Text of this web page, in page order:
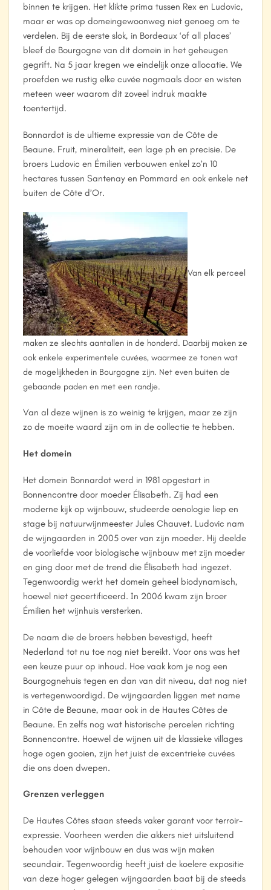
binnen te krijgen. Het klikte prima tussen Rex en Ludovic,
maar er was op domeingewoonweg niet genoeg om te
verdelen. Bij de eerste slok, in Bordeaux ‘of all places’
bleef de Bourgogne van dit domein in het geheugen
gegrift. Na 5 jaar kregen we eindelijk onze allocatie. We
proefden we rustig elke cuvée nogmaals door en wisten
meteen weer waarom dit zoveel indruk maakte
toentertijd.
Bonnardot is de ultieme expressie van de Côte de
Beaune. Fruit, mineraliteit, een lage ph en precisie. De
broers Ludovic en Émilien verbouwen enkel zo’n 10
hectares tussen Santenay en Pommard en ook enkele net
buiten de Côte d’Or.
Van elk perceel
maken ze slechts aantallen in de honderd. Daarbij maken ze
ook enkele experimentele cuvées, waarmee ze tonen wat
de mogelijkheden in Bourgogne zijn. Net even buiten de
gebaande paden en met een randje.
Van al deze wijnen is zo weinig te krijgen, maar ze zijn
zo de moeite waard zijn om in de collectie te hebben.
Het domein
Het domein Bonnardot werd in 1981 opgestart in
Bonnencontre door moeder Élisabeth. Zij had een
moderne kijk op wijnbouw, studeerde oenologie liep en
stage bij natuurwijnmeester Jules Chauvet. Ludovic nam
de wijngaarden in 2005 over van zijn moeder. Hij deelde
de voorliefde voor biologische wijnbouw met zijn moeder
en ging door met de trend die Élisabeth had ingezet.
Tegenwoordig werkt het domein geheel biodynamisch,
hoewel niet gecertificeerd. In 2006 kwam zijn broer
Émilien het wijnhuis versterken.
De naam die de broers hebben bevestigd, heeft
Nederland tot nu toe nog niet bereikt. Voor ons was het
een keuze puur op inhoud. Hoe vaak kom je nog een
Bourgognehuis tegen en dan van dit niveau, dat nog niet
is vertegenwoordigd. De wijngaarden liggen met name
in Côte de Beaune, maar ook in de Hautes Côtes de
Beaune. En zelfs nog wat historische percelen richting
Bonnencontre. Hoewel de wijnen uit de klassieke villages
hoge ogen gooien, zijn het juist de excentrieke cuvées
die ons doen dwepen.
Grenzen verleggen
De Hautes Côtes staan steeds vaker garant voor terroir-
expressie. Voorheen werden die akkers niet uitsluitend
behouden voor wijnbouw en dus was wijn maken
secundair. Tegenwoordig heeft juist de koelere expositie
van deze hoger gelegen wijngaarden baat bij de steeds